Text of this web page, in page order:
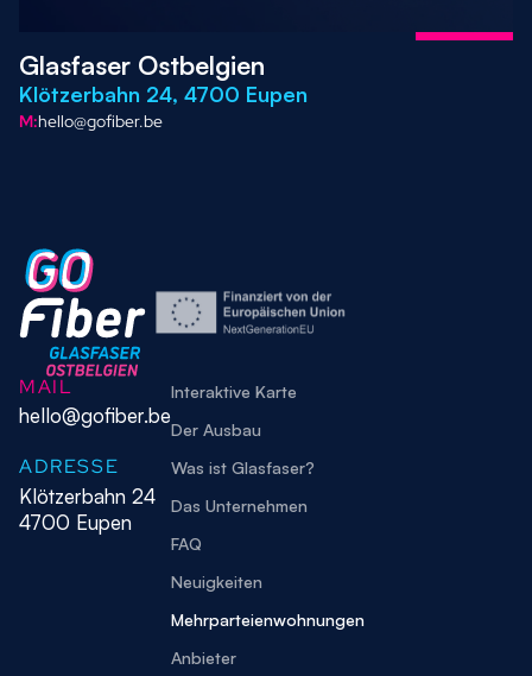
Glasfaser Ostbelgien
Klötzerbahn 24, 4700 Eupen
M:hello@gofiber.be
MAIL
hello@gofiber.be
ADRESSE
Klötzerbahn 24
4700 Eupen
Interaktive Karte
Der Ausbau
Was ist Glasfaser?
Das Unternehmen
FAQ
Neuigkeiten
Mehrparteienwohnungen
Anbieter